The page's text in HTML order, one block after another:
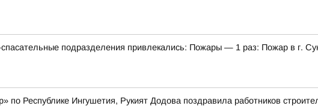
подразделения привлекались: Пожары — 1 раз: Пожар в г.
по Республике Ингушетия, Рукият Додова поздравила работников